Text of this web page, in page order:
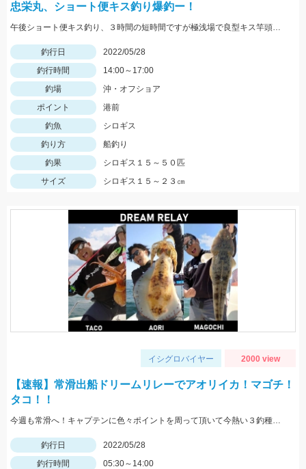
忠栄丸、ショート便キス釣り爆釣ー！
午後ショート便キス釣り、３時間の短時間ですが極浅場で良型キス竿頭５０匹と入れ食い状態でした！
釣行日
2022/05/28
釣行時間
14:00～17:00
釣場
沖・オフショア
ポイント
港前
釣魚
シロギス
釣り方
船釣り
釣果
シロギス１５～５０匹
サイズ
シロギス１５～２３㎝
イシグロバイヤー 2000 view
【速報】常滑出船ドリームリレーでアオリイカ！マゴチ！
タコ！！
今週も常滑へ！キャプテンに色々ポイントを周って頂いて今熱い３釣種を釣ることができました！！大興奮！！！
釣行日
2022/05/28
釣行時間
05:30～14:00